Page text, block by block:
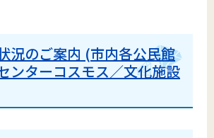
況のご案内 (市内各公民館
ンターコスモス／文化施設